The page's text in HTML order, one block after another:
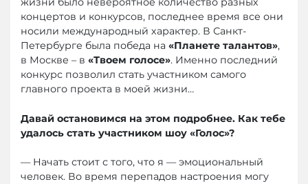
концертов и конкурсов, последнее время все они
носили международный характер. В Санкт-
Петербурге была победа на «Планете талантов»,
в Москве – в «Твоем голосе». Именно последний
конкурс позволил стать участником самого
главного проекта в моей жизни…
Давай остановимся на этом подробнее. Как тебе
удалось стать участником шоу «Голос»?
— Начать стоит с того, что я — эмоциональный
человек. Во время перепадов настроения могу